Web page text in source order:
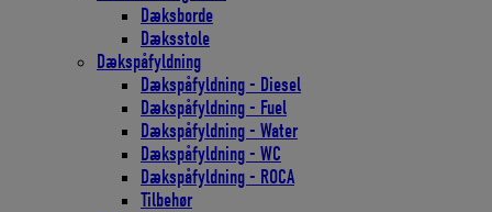
Dæksborde
Dæksstole
Dækspåfyldning
Dækspåfyldning - Diesel
Dækspåfyldning - Fuel
Dækspåfyldning - Water
Dækspåfyldning - WC
Dækspåfyldning - ROCA
Tilbehør